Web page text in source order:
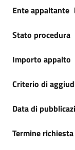
su
Ente appaltante
Stato procedura
Importo appalto
Criterio di
Data di
Termine